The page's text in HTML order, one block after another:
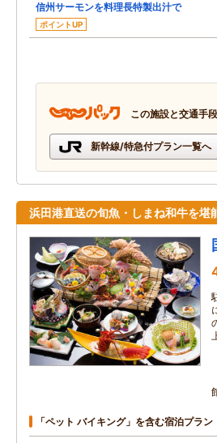
信州サーモンを料理長特製出汁で
ポイントUP
この施設と交通手
新幹線/特急付プラン一覧へ
浜田港直送の旬魚・しまね和牛を堪
「ペット バイキング」を含む宿泊プラン